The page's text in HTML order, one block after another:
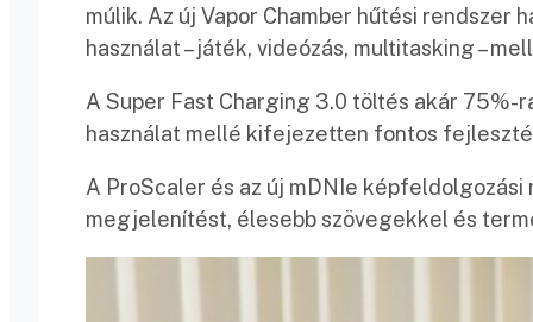
múlik. Az új Vapor Chamber hűtési rendszer
használat – játék, videózás, multitasking –
A Super Fast Charging 3.0 töltés akár 75%-
használat mellé kifejezetten fontos
A ProScaler és az új mDNIe
megjelenítést, élesebb szövegekkel és